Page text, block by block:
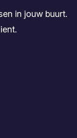
in jouw buurt.